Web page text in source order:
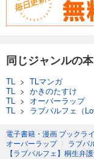
同じジャンルの
TL > TLマンガ
TL > かきのたすけ
TL > オーバーラップ
TL > ラブパルフェ（
電子書籍・漫画 ブックラ
オーバーラップ 〉 ラブパ
【ラブパルフェ】桐生弁